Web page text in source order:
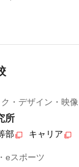
・デザイン・映像
所
部 キャリア
eスポーツ